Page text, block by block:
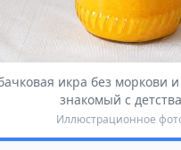
икра без моркови
знакомый с детства
Иллюстрационное